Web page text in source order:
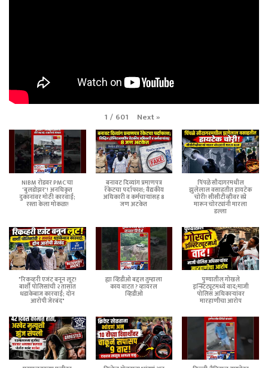
1 / 601 Next»
NIBM रोडवर PMC चा
'बुलडोझर'! अनधिकृत
दुकानांवर मोठी कारवाई;
रस्ता केला मोकळा!
बनावट दिव्यांग प्रमाणपत्र
रॅकेटचा पर्दाफाश; वैद्यकीय
अधिकारी व कर्मचाऱ्यांसह 8
जण अटकेत
पिंपळे सौदागरमधील
झुलेलाल वसाहतीत हायटेक
चोरी! सीसीटीव्हीवर स्प्रे
मारून चोरट्यांनी मारला
डल्ला
"रिकव्हरी एजंट बनून लूट!
बार्शी पोलिसांची २ तासांत
धडाकेबाज कारवाई; दोन
आरोपी जेरबंद"
ह्या व्हिडीओ बद्दल तुम्हाला
काय वाटत ? व्हायरल
व्हिडीओ
पुण्यातील गोखले
इन्स्टिट्यूटमध्ये वाद;माजी
पोलिस अधिकाऱ्यांवर
मारहाणीचा आरोप